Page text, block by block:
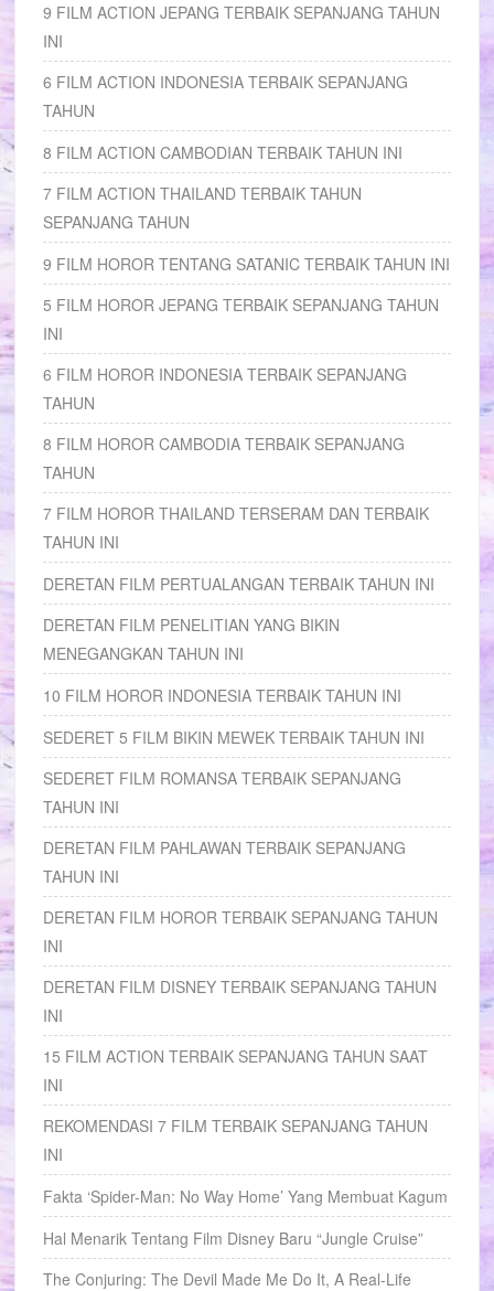
9 FILM ACTION JEPANG TERBAIK SEPANJANG TAHUN
INI
6 FILM ACTION INDONESIA TERBAIK SEPANJANG
TAHUN
8 FILM ACTION CAMBODIAN TERBAIK TAHUN INI
7 FILM ACTION THAILAND TERBAIK TAHUN
SEPANJANG TAHUN
9 FILM HOROR TENTANG SATANIC TERBAIK TAHUN INI
5 FILM HOROR JEPANG TERBAIK SEPANJANG TAHUN
INI
6 FILM HOROR INDONESIA TERBAIK SEPANJANG
TAHUN
8 FILM HOROR CAMBODIA TERBAIK SEPANJANG
TAHUN
7 FILM HOROR THAILAND TERSERAM DAN TERBAIK
TAHUN INI
DERETAN FILM PERTUALANGAN TERBAIK TAHUN INI
DERETAN FILM PENELITIAN YANG BIKIN
MENEGANGKAN TAHUN INI
10 FILM HOROR INDONESIA TERBAIK TAHUN INI
SEDERET 5 FILM BIKIN MEWEK TERBAIK TAHUN INI
SEDERET FILM ROMANSA TERBAIK SEPANJANG
TAHUN INI
DERETAN FILM PAHLAWAN TERBAIK SEPANJANG
TAHUN INI
DERETAN FILM HOROR TERBAIK SEPANJANG TAHUN
INI
DERETAN FILM DISNEY TERBAIK SEPANJANG TAHUN
INI
15 FILM ACTION TERBAIK SEPANJANG TAHUN SAAT
INI
REKOMENDASI 7 FILM TERBAIK SEPANJANG TAHUN
INI
Fakta ‘Spider-Man: No Way Home’ Yang Membuat Kagum
Hal Menarik Tentang Film Disney Baru “Jungle Cruise”
The Conjuring: The Devil Made Me Do It, A Real-Life